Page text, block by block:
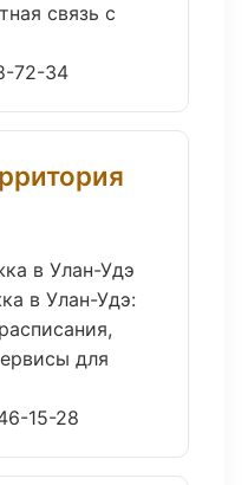
связь с
72-34
в Улан-Удэ
в Улан-Удэ:
для
15-28